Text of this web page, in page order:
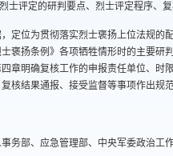
士评定的研判要点、烈士评定程序、复
定位为贯彻落实烈士褒扬上位法规
褒扬条例》各项牺牲情形时的主要
章明确复核工作的申报责任单位、
核结果通报、接受监督等事项作出规范
务部、应急管理部、中央军委政治